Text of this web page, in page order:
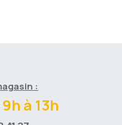
:
9h à 13h